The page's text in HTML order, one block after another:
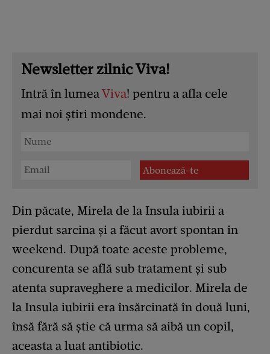
Newsletter zilnic Viva!
Intră în lumeaViva! pentru a afla cele
mai noi știri mondene.
Din păcate, Mirela de la Insula iubirii a
pierdut sarcina și a făcut avort spontan în
weekend. După toate aceste probleme,
concurenta se află sub tratament și sub
atenta supraveghere a medicilor. Mirela de
la Insula iubirii era însărcinată în două luni,
însă fără să știe că urma să aibă un copil,
aceasta a luat antibiotic.